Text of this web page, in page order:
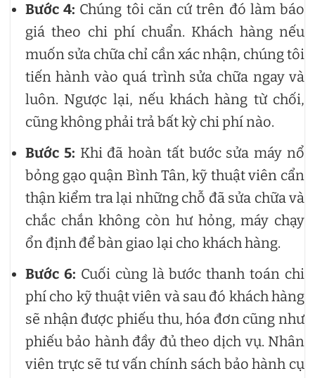
Bước 4: Chúng tôi căn cứ trên đó làm báo
giá theo chi phí chuẩn. Khách hàng nếu
muốn sửa chữa chỉ cần xác nhận, chúng tôi
tiến hành vào quá trình sửa chữa ngay và
luôn. Ngược lại, nếu khách hàng từ chối,
cũng không phải trả bất kỳ chi phí nào.
Bước 5: Khi đã hoàn tất bước sửa máy nổ
bỏng gạo quận Bình Tân, kỹ thuật viên cẩn
thận kiểm tra lại những chỗ đã sửa chữa và
chắc chắn không còn hư hỏng, máy chạy
ổn định để bàn giao lại cho khách hàng.
Bước 6: Cuối cùng là bước thanh toán chi
phí cho kỹ thuật viên và sau đó khách hàng
sẽ nhận được phiếu thu, hóa đơn cũng như
phiếu bảo hành đầy đủ theo dịch vụ. Nhân
viên trực sẽ tư vấn chính sách bảo hành cụ